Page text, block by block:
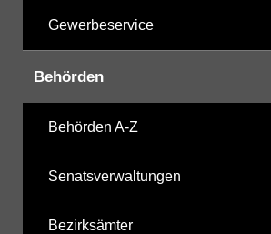
Gewerbeservice
Behörden
Behörden A-Z
Senatsverwaltungen
Bezirksämter